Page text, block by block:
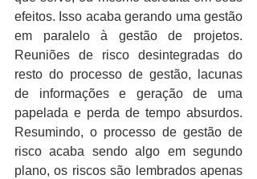
efeitos. Isso acaba gerando uma gestão
em paralelo à gestão de projetos.
Reuniões de risco desintegradas do
resto do processo de gestão, lacunas
de informações e geração de uma
papelada e perda de tempo absurdos.
Resumindo, o processo de gestão de
risco acaba sendo algo em segundo
plano, os riscos são lembrados apenas